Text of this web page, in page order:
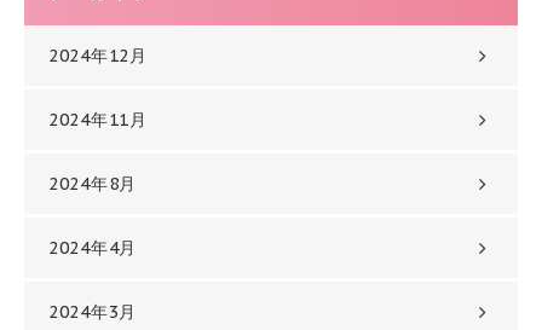
2024年12月
2024年11月
2024年8月
2024年4月
2024年3月